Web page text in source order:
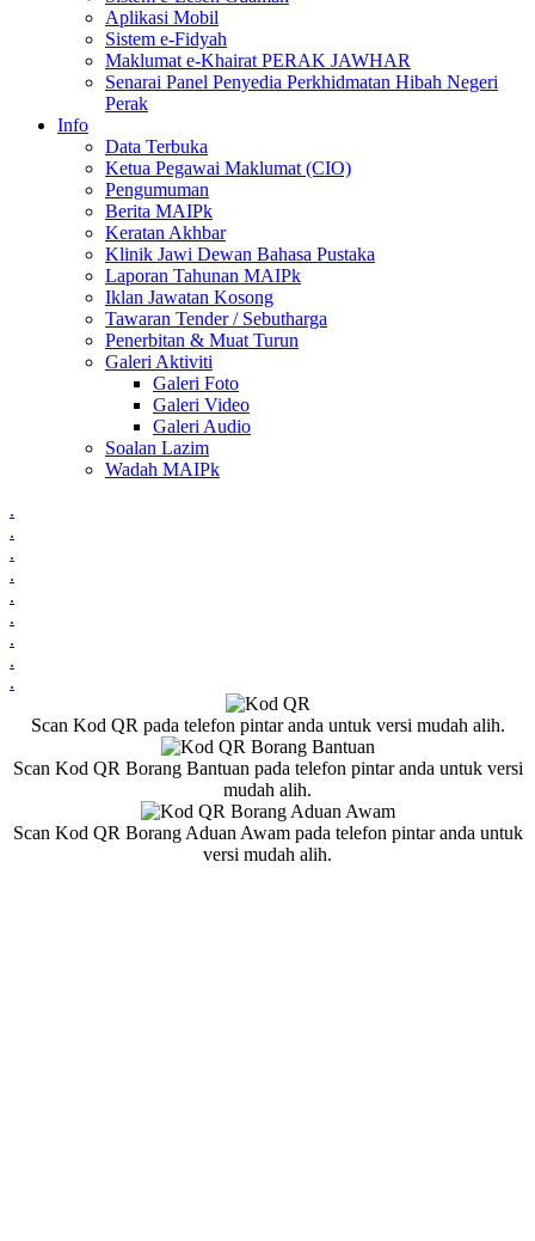
Aplikasi Mobil
Sistem e-Fidyah
Maklumat e-Khairat PERAK JAWHAR
Senarai Panel Penyedia Perkhidmatan Hibah Negeri
Perak
Info
Data Terbuka
Ketua Pegawai Maklumat (CIO)
Pengumuman
Berita MAIPk
Keratan Akhbar
Klinik Jawi Dewan Bahasa Pustaka
Laporan Tahunan MAIPk
Iklan Jawatan Kosong
Tawaran Tender / Sebutharga
Penerbitan & Muat Turun
Galeri Aktiviti
Galeri Foto
Galeri Video
Galeri Audio
Soalan Lazim
Wadah MAIPk
.
.
.
.
.
.
.
.
.
Scan Kod QR pada telefon pintar anda untuk versi mudah alih.
Scan Kod QR Borang Bantuan pada telefon pintar anda untuk versi
mudah alih.
Scan Kod QR Borang Aduan Awam pada telefon pintar anda untuk
versi mudah alih.